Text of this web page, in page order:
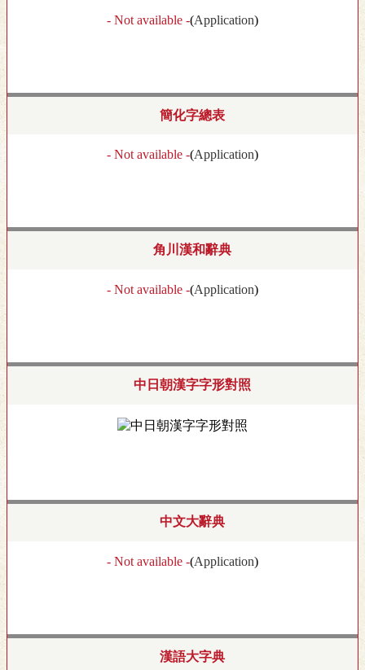
- Not available -(Application)
簡化字總表
- Not available -(Application)
角川漢和辭典
- Not available -(Application)
中日朝漢字字形對照
中文大辭典
- Not available -(Application)
漢語大字典